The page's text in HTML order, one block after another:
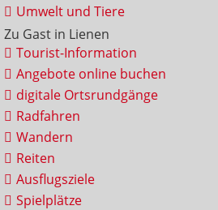
Umwelt und Tiere
Zu Gast in Lienen
Tourist-Information
Angebote online buchen
digitale Ortsrundgänge
Radfahren
Wandern
Reiten
Ausflugsziele
Spielplätze